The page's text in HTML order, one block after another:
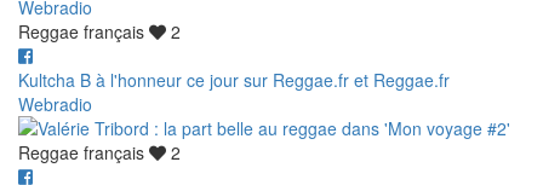
Reggae français
2
Kultcha B à l'honneur ce jour sur Reggae.fr et Reggae.fr
Webradio
Reggae français
2